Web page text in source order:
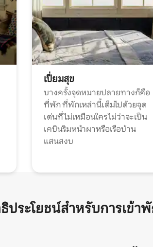
เปี่ยมสุข
บางครั้งจุดหมายปลายทางก็คือ
ที่พัก ที่พักเหล่านี้เต็มไปด้วยจุด
เด่นที่ไม่เหมือนใคร ไม่ว่าจะเป็น
เคบินริมหน้าผาหรือเรือบ้าน
แสนสงบ
ระโยชน์สำหรับการเข้า